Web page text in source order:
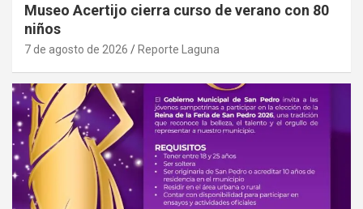
Museo Acertijo cierra curso de verano con 80
niños
7 de agosto de 2026 Reporte Laguna